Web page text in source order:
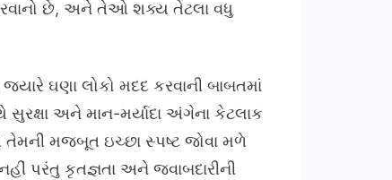
છે, અને તેઓ શક્ય તેટલા વધુ
ઘણા લોકો મદદ કરવાની બાબતમાં
અને માન-મર્યાદા અંગેના કેટલાક
તેમની મજબૂત ઇચ્છા સ્પષ્ટ જોવા મળે
પરંતુ કૃતજ્ઞતા અને જવાબદારીની